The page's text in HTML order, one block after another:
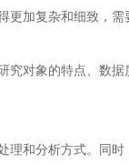
加复杂和细致，需
对象的特点、数
和分析方式。同